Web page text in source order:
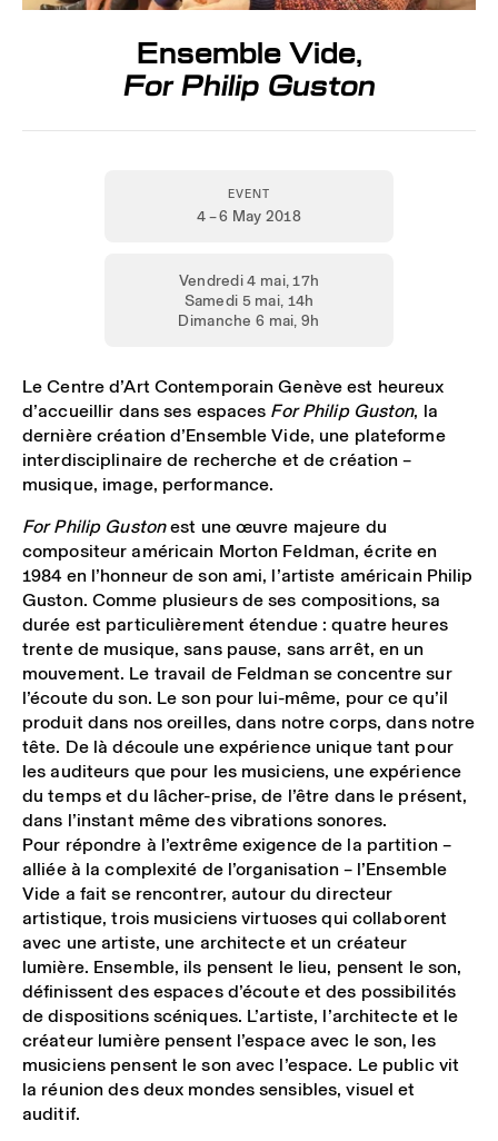
Ensemble Vide,
For Philip Guston
EVENT
4 – 6 May 2018
Vendredi 4 mai, 17h
Samedi 5 mai, 14h
Dimanche 6 mai, 9h
Le Centre d’Art Contemporain Genève est heureux
d’accueillir dans ses espaces For Philip Guston, la
dernière création d’Ensemble Vide, une plateforme
interdisciplinaire de recherche et de création –
musique, image, performance.
For Philip Gustonest une œuvre majeure du
compositeur américain Morton Feldman, écrite en
1984 en l’honneur de son ami, l’artiste américain Philip
Guston. Comme plusieurs de ses compositions, sa
durée est particulièrement étendue : quatre heures
trente de musique, sans pause, sans arrêt, en un
mouvement. Le travail de Feldman se concentre sur
l’écoute du son. Le son pour lui-même, pour ce qu’il
produit dans nos oreilles, dans notre corps, dans notre
tête. De là découle une expérience unique tant pour
les auditeurs que pour les musiciens, une expérience
du temps et du lâcher-prise, de l’être dans le présent,
dans l’instant même des vibrations sonores.
Pour répondre à l’extrême exigence de la partition –
alliée à la complexité de l’organisation – l’Ensemble
Vide a fait se rencontrer, autour du directeur
artistique, trois musiciens virtuoses qui collaborent
avec une artiste, une architecte et un créateur
lumière. Ensemble, ils pensent le lieu, pensent le son,
définissent des espaces d’écoute et des possibilités
de dispositions scéniques. L’artiste, l’architecte et le
créateur lumière pensent l’espace avec le son, les
musiciens pensent le son avec l’espace. Le public vit
la réunion des deux mondes sensibles, visuel et
auditif.